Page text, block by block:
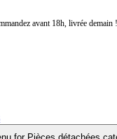
avant 18h, livrée demain